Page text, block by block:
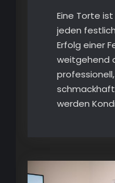
Eine Torte
jeden
Erfolg einer
weitgehend
werden